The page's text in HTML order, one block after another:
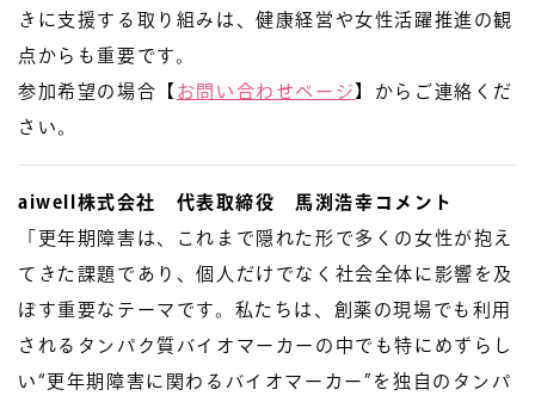
きに支援する取り組みは、健康経営や女性活躍推進の観
点からも重要です。
参加希望の場合【 お問い合わせページ 】からご連絡くだ
さい。
aiwell株式会社 代表取締役 馬渕浩幸コメント
「更年期障害は、これまで隠れた形で多くの女性が抱え
てきた課題であり、個人だけでなく社会全体に影響を及
ぼす重要なテーマです。私たちは、創薬の現場でも利用
されるタンパク質バイオマーカーの中でも特にめずらし
い“更年期障害に関わるバイオマーカー”を独自のタンパ